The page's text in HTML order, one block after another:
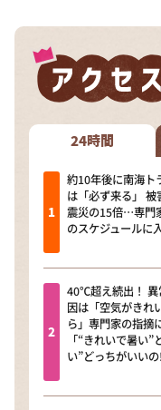
24時間
約10年後に南海ト
は「必ず来る」 被
震災の15倍…専門
のスケジュールに
40℃超え続出！ 異
因は「空気がきれ
ら」専門家の指摘
「“きれいで暑い”
い”どっちがいいの